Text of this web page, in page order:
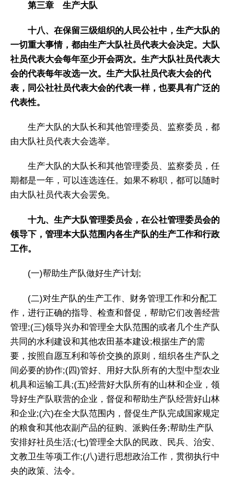
第三章 生产大队
十八、在保留三级组织的人民公社中，生产大队的
一切重大事情，都由生产大队社员代表大会决定。大队
社员代表大会每年至少开会两次。生产大队社员代表大
会的代表每年改选一次。生产大队社员代表大会的代
表，同公社社员代表大会的代表一样，也要具有广泛的
代表性。
生产大队的大队长和其他管理委员、监察委员，都
由大队社员代表大会选举。
生产大队的大队长和其他管理委员、监察委员，任
期都是一年，可以连选连任。如果不称职，都可以随时
由大队社员代表大会罢免。
十九、生产大队管理委员会，在公社管理委员会的
领导下，管理本大队范围内各生产队的生产工作和行政
工作。
(一)帮助生产队做好生产计划;
(二)对生产队的生产工作、财务管理工作和分配工
作，进行正确的指导、检查和督促，帮助它们改善经营
管理;(三)领导兴办和管理全大队范围的或者几个生产队
共同的水利建设和其他农田基本建设;根据生产的需
要，按照自愿互利和等价交换的原则，组织各生产队之
间必要的协作;(四)管好、用好大队所有的大型中型农业
机具和运输工具;(五)经营好大队所有的山林和企业，领
导好生产队联营的企业，督促和帮助生产队经营好山林
和企业;(六)在全大队范围内，督促生产队完成国家规定
的粮食和其他农副产品的征购、派购任务;帮助生产队
安排好社员生活;(七)管理全大队的民政、民兵、治安、
文教卫生等项工作;(八)进行思想政治工作，贯彻执行中
央的政策、法令。